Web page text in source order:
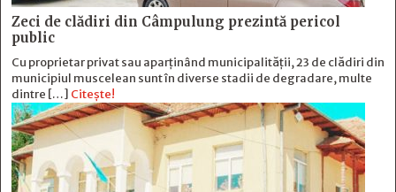
Zeci de clădiri din Câmpulung prezintă pericol
public
Cu proprietar privat sau aparținând municipalității, 23 de clădiri din
municipiul muscelean sunt în diverse stadii de degradare, multe
dintre […] Citește!